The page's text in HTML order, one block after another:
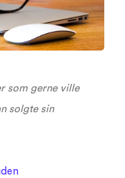
som gerne ville
solgte sin